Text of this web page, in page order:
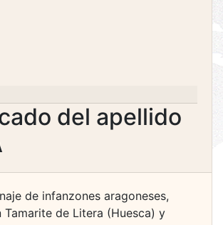
del apellido
de infanzones aragoneses,
Tamarite de Litera (Huesca) y